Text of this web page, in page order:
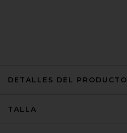
DETALLES DEL PRODUCTO
TALLA